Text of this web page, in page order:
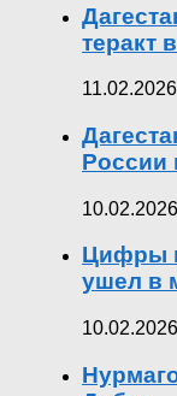
теракт
России
Цифры
ушел в